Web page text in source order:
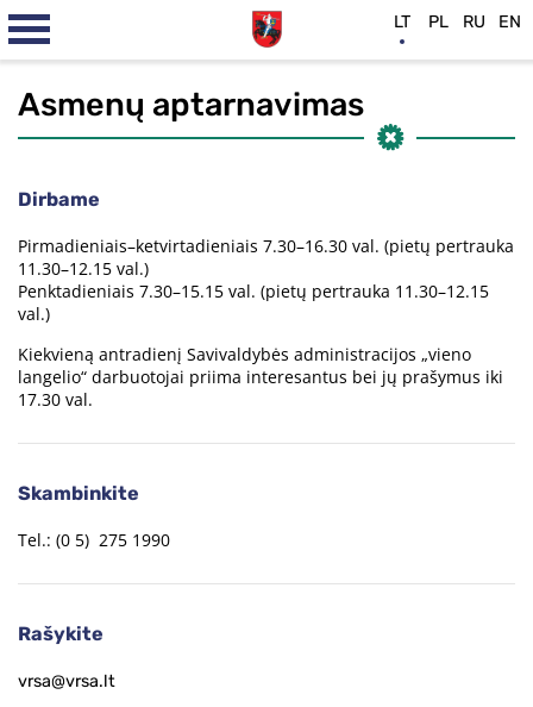
Asmenų aptarnavimas
Dirbame
Pirmadieniais–ketvirtadieniais 7.30–16.30 val. (pietų pertrauka
11.30–12.15 val.)
Penktadieniais 7.30–15.15 val. (pietų pertrauka 11.30–12.15
val.)
Kiekvieną antradienį Savivaldybės administracijos „vieno
langelio“ darbuotojai priima interesantus bei jų prašymus iki
17.30 val.
Skambinkite
Tel.: (0 5) 275 1990
Rašykite
vrsa@vrsa.lt
LT PL RU EN